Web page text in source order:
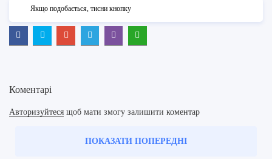
Якщо подобається, тисни кнопку
Коментарі
Авторизуйтеся щоб мати змогу залишити коментар
ПОКАЗАТИ ПОПЕРЕДНІ